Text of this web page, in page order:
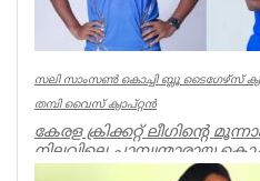
സലി സാംസണ്‍ കൊച്ചി ബ്ലൂ ടൈഗേഴ്‌സ്
തമ്പി വൈസ് ക്യാപ്റ്റന്‍
കേരള ക്രിക്കറ്റ് ലീഗിന്റെ
നിലവിലെ ചാമ്പ്യന്മാരായ
ടൈഗേഴ്‌സിന്റെ ക്യാപ്റ...